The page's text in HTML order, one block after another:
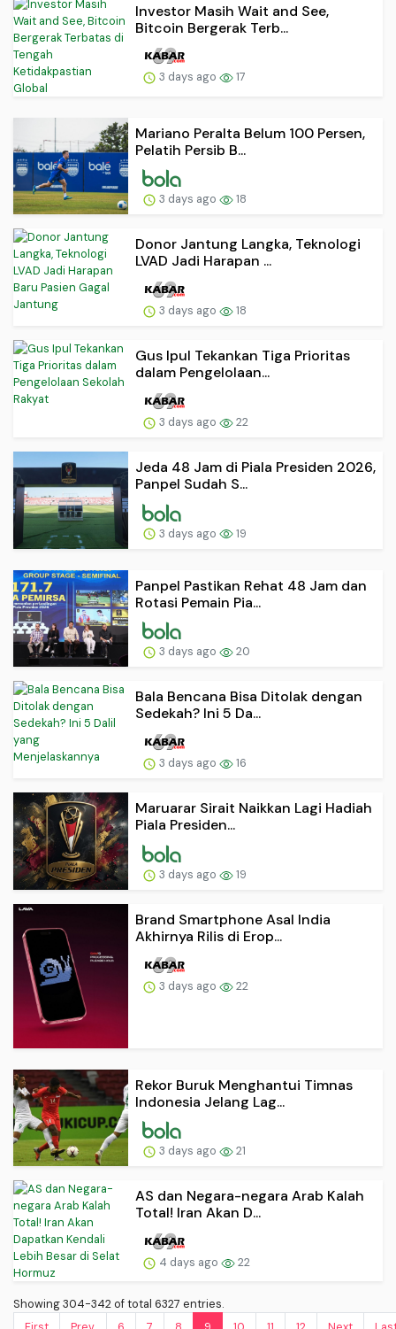
Investor Masih Wait and See,
Bitcoin Bergerak Terb...
3 days ago 17
Mariano Peralta Belum 100 Persen,
Pelatih Persib B...
3 days ago 18
Donor Jantung Langka, Teknologi
LVAD Jadi Harapan ...
3 days ago 18
Gus Ipul Tekankan Tiga Prioritas
dalam Pengelolaan...
3 days ago 22
Jeda 48 Jam di Piala Presiden 2026,
Panpel Sudah S...
3 days ago 19
Panpel Pastikan Rehat 48 Jam dan
Rotasi Pemain Pia...
3 days ago 20
Bala Bencana Bisa Ditolak dengan
Sedekah? Ini 5 Da...
3 days ago 16
Maruarar Sirait Naikkan Lagi Hadiah
Piala Presiden...
3 days ago 19
Brand Smartphone Asal India
Akhirnya Rilis di Erop...
3 days ago 22
Rekor Buruk Menghantui Timnas
Indonesia Jelang Lag...
3 days ago 21
AS dan Negara-negara Arab Kalah
Total! Iran Akan D...
4 days ago 22
Showing 304-342 of total 6327 entries.